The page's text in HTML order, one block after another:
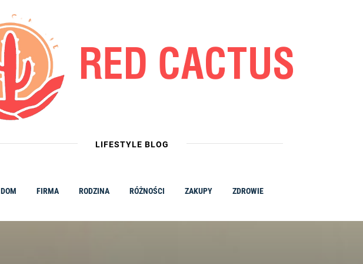
LIFESTYLE BLOG
DOM FIRMA RODZINA RÓŻNOŚCI ZAKUPY ZDROWIE